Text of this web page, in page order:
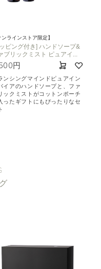
ンラインストア限定】
ピング付き] ハンドソープ&
ブリックミスト ピュアイ...
円
ンシングマインドピュアイン
イアのハンドソープと、ファ
ックミストがコットンポーチ
ったギフトにもぴったりなセ